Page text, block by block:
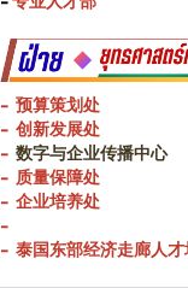
- 预算策划处
- 创新发展处
- 数字与企业传播中心
- 质量保障处
- 企业培养处
-
- 泰国东部经济走廊人